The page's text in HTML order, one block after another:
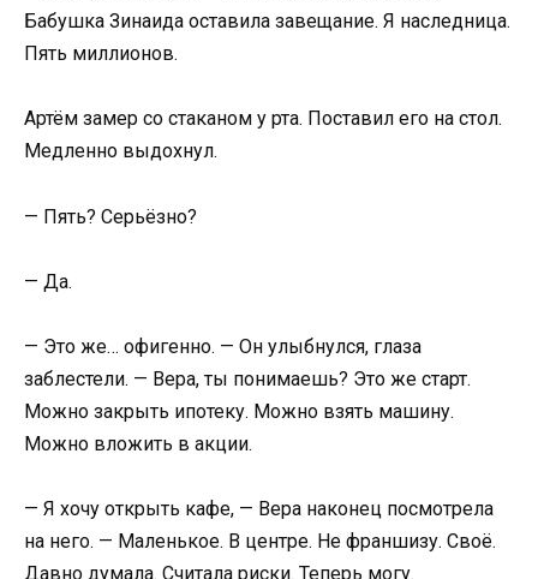
Бабушка Зинаида оставила завещание. Я наследница.
Пять миллионов.
Артём замер со стаканом у рта. Поставил его на стол.
Медленно выдохнул.
— Пять? Серьёзно?
— Да.
— Это же… офигенно. — Он улыбнулся, глаза
заблестели. — Вера, ты понимаешь? Это же старт.
Можно закрыть ипотеку. Можно взять машину.
Можно вложить в акции.
— Я хочу открыть кафе, — Вера наконец посмотрела
на него. — Маленькое. В центре. Не франшизу. Своё.
Давно думала. Считала риски. Теперь могу.